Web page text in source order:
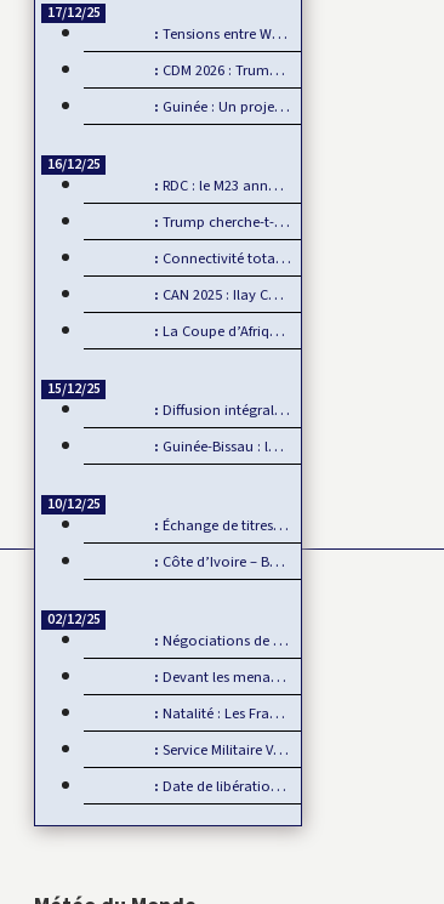
17/12/25
Tensions entre Washington et Pretoria sur fond de…
CDM 2026 : Trump interdit les supporters sénégalais…
Guinée : Un projet minier américain défie l’influence chinoise
16/12/25
RDC : le M23 annonce un retrait d’Uvira, mais…
Trump cherche-t-il à se payer la tête de la BBC ?
Connectivité totale Dakar-AIBD avec le TER : L’APIX annonce…
CAN 2025 : Ilay CAMARA forfait, Mamadou Lamine CAMARA…
La Coupe d’Afrique des Nations, un événement de plus en plus…
15/12/25
Diffusion intégrale de la CAN 2025 par Sportdigital Fußball, le…
Guinée-Bissau : la CEDEAO rejette la transition militaire
10/12/25
Échange de titres et d’espèces : L’UMOA comble son retard
Côte d’Ivoire – Burkina Faso : Reprise du dialogue
02/12/25
Négociations de paix en Ukraine : L’Europe mise de côté
Devant les menaces de la Chine, Taïwan joue la carte de…
Natalité : Les Français font moins d’enfants
Service Militaire Volontaire en France : Des nouveautés en 2025
Date de libération des internationaux pour la CAN 2025 : Rumeur ou…